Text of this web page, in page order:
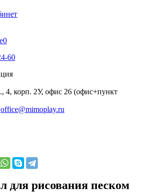
0
60
4, корп. 2У, офис 26 (офис+пункт
office@mimoplay.ru
для рисования песком